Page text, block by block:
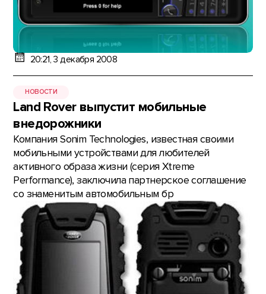
20:21, 3 декабря 2008
НОВОСТИ
Land Rover выпустит мобильные
внедорожники
Компания Sonim Technologies, известная своими
мобильными устройствами для любителей
активного образа жизни (серия Xtreme
Performance), заключила партнерское соглашение
со знаменитым автомобильным бр